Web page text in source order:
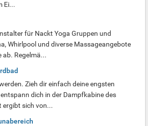
Ei...
für Nackt Yoga Gruppen und
Whirlpool und diverse Massageangebote
ab. Regelmä...
Zieh dir einfach deine engsten
dich in der Dampfkabine des
ergibt sich von...